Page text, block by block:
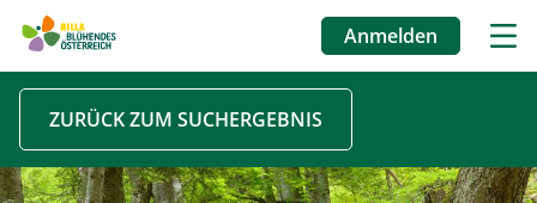
Direkt
zum
Inhalt
Benutzermenü
Anmelden
ZURÜCK ZUM SUCHERGEBNIS
Image